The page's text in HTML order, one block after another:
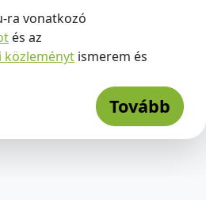
ra vonatkozó
és az
közleményt ismerem és
Tovább